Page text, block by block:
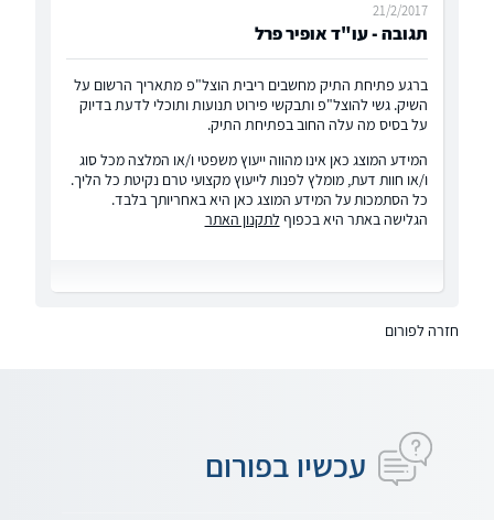
תגובה - עו"ד אופיר פרל
21/2/2017
ברגע פתיחת התיק מחשבים ריבית הוצל"פ מתאריך הרשום על
השיק. גשי להוצל"פ ותבקשי פירוט תנועות ותוכלי לדעת בדיוק
על בסיס מה עלה החוב בפתיחת התיק.
המידע המוצג כאן אינו מהווה ייעוץ משפטי ו/או המלצה מכל סוג
ו/או חוות דעת, מומלץ לפנות לייעוץ מקצועי טרם נקיטת כל הליך.
כל הסתמכות על המידע המוצג כאן היא באחריותך בלבד.
הגלישה באתר היא בכפוף לתקנון האתר
חזרה לפורום
עכשיו בפורום